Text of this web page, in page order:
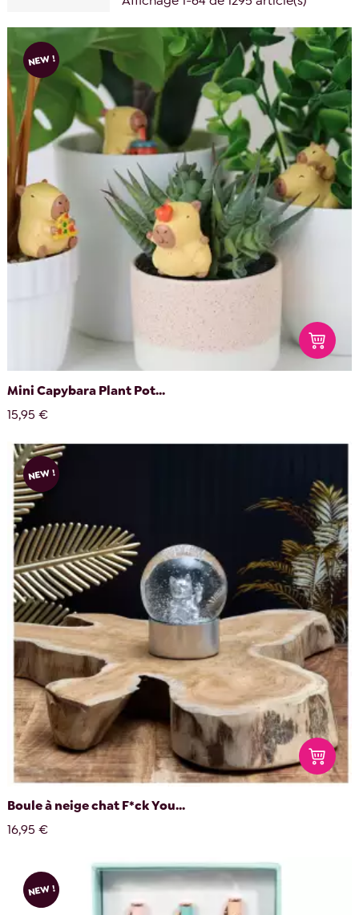
NEW !
Mini Capybara Plant Pot...
15,95 €
NEW !
Boule à neige chat F*ck You...
16,95 €
NEW !